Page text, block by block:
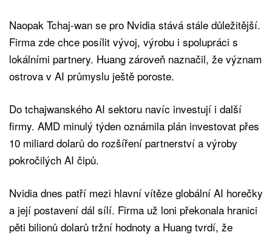
Naopak Tchaj-wan se pro Nvidia stává stále důležitější.
Firma zde chce posílit vývoj, výrobu i spolupráci s
lokálními partnery. Huang zároveň naznačil, že význam
ostrova v AI průmyslu ještě poroste.
Do tchajwanského AI sektoru navíc investují i další
firmy. AMD minulý týden oznámila plán investovat přes
10 miliard dolarů do rozšíření partnerství a výroby
pokročilých AI čipů.
Nvidia dnes patří mezi hlavní vítěze globální AI horečky
a její postavení dál sílí. Firma už loni překonala hranici
pěti bilionů dolarů tržní hodnoty a Huang tvrdí, že